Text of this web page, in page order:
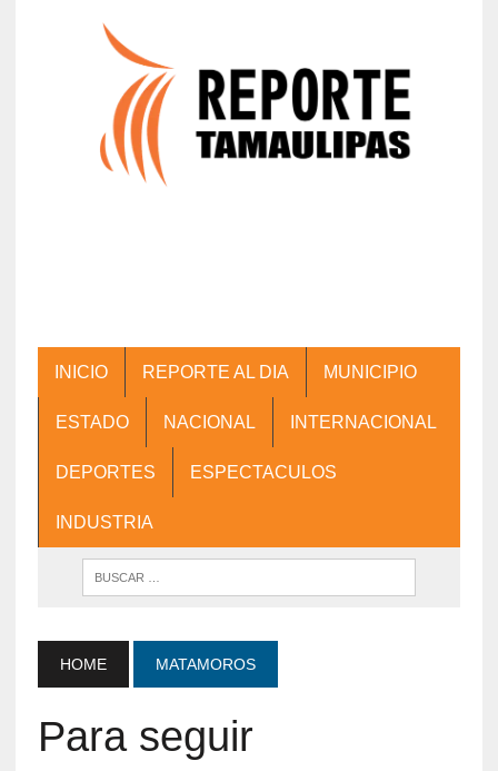
INICIO REPORTE AL DIA MUNICIPIO
ESTADO NACIONAL INTERNACIONAL
DEPORTES ESPECTACULOS
INDUSTRIA
HOME MATAMOROS
Para seguir